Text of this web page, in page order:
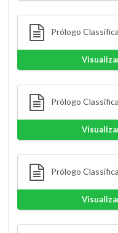
Prólogo
Prólogo
Prólogo